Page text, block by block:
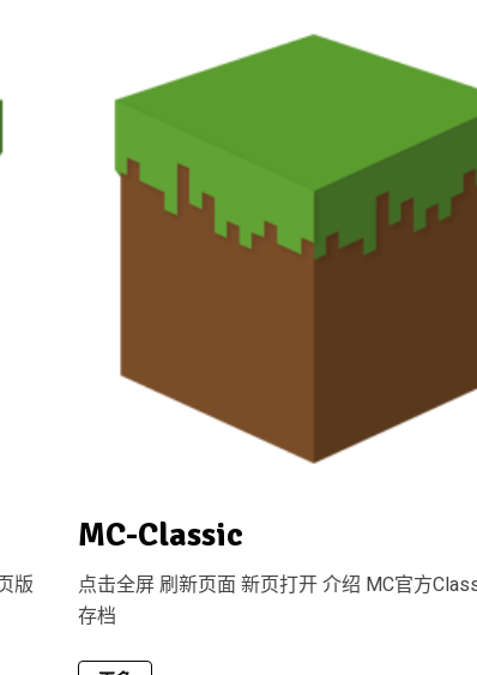
版
MC-Classic
点击全屏 刷新页面 新页打开 介绍 MC官方
存档